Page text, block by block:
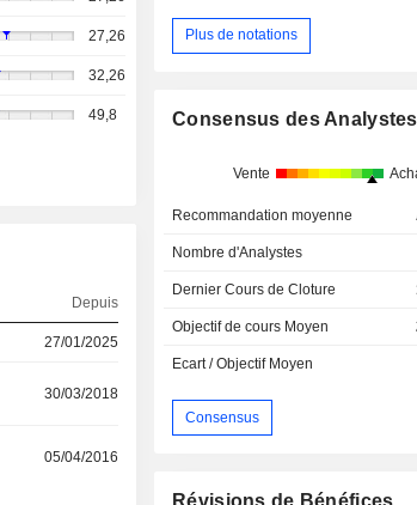
27,26
32,26
49,8
Depuis
27/01/2025
30/03/2018
05/04/2016
Plus de notations
Consensus des Analystes
Vente
Recommandation moyenne
Nombre d'Analystes
Dernier Cours de Cloture
Objectif de cours Moyen
Ecart / Objectif Moyen
Consensus